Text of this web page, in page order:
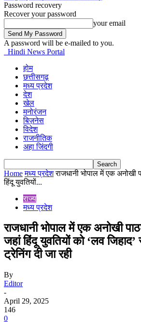
Password recovery
Recover your password
your email
A password will be e-mailed to you.
Hindi News Portal
होम
छत्तीसगढ़
मध्य प्रदेश
देश
खेल
मनोरंजन
बिज़नेस
विदेश
राजनीतिक
अहा जिंदगी
Home मध्य प्रदेश राजधानी भोपाल में एक अनोखी
हिंदू युवतियों...
राज्य
मध्य प्रदेश
राजधानी भोपाल में एक अनोखी
जहां हिंदू युवतियों को ‘लव
ट्रेनिंग दी जा रही
By
Editor
-
April 29, 2025
146
0